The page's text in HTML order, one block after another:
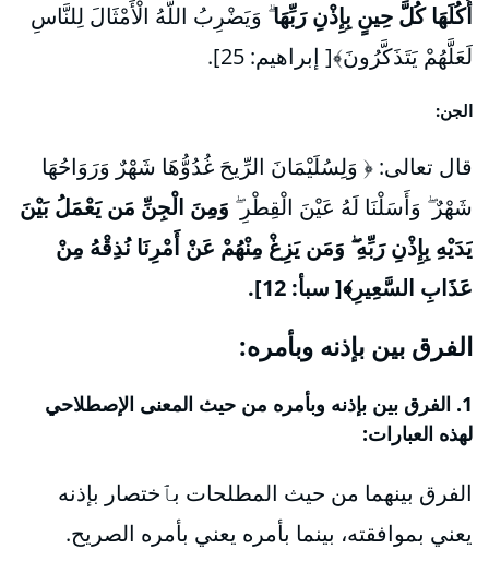
أُكُلَهَا كُلَّ حِينٍ بِإِذْنِ رَبِّهَاۗ وَيَضْرِبُ اللَّهُ الْأَمْثَالَ لِلنَّاسِ
لَعَلَّهُمْ يَتَذَكَّرُونَ﴾[ إبراهيم: 25].
الجن:
قال تعالى: ﴿ وَلِسُلَيْمَانَ الرِّيحَ غُدُوُّهَا شَهْرٌ وَرَوَاحُهَا
شَهْرٌ ۖ وَأَسَلْنَا لَهُ عَيْنَ الْقِطْرِ ۖ وَمِنَ الْجِنِّ مَن يَعْمَلُ بَيْنَ
يَدَيْهِ بِإِذْنِ رَبِّهِ ۖ وَمَن يَزِغْ مِنْهُمْ عَنْ أَمْرِنَا نُذِقْهُ مِنْ
عَذَابِ السَّعِيرِ﴾[ سبأ: 12].
الفرق بين بإذنه وبأمره:
1. الفرق بين بإذنه وبأمره من حيث المعنى الإصطلاحي
لهذه العبارات:
الفرق بينهما من حيث المطلحات بٱختصار بإذنه
يعني بموافقته، بينما بأمره يعني بأمره الصريح.